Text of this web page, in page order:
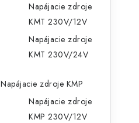
Napájacie zdroje
KMT 230V/12V
Napájacie zdroje
KMT 230V/24V
Napájacie zdroje KMP
Napájacie zdroje
KMP 230V/12V